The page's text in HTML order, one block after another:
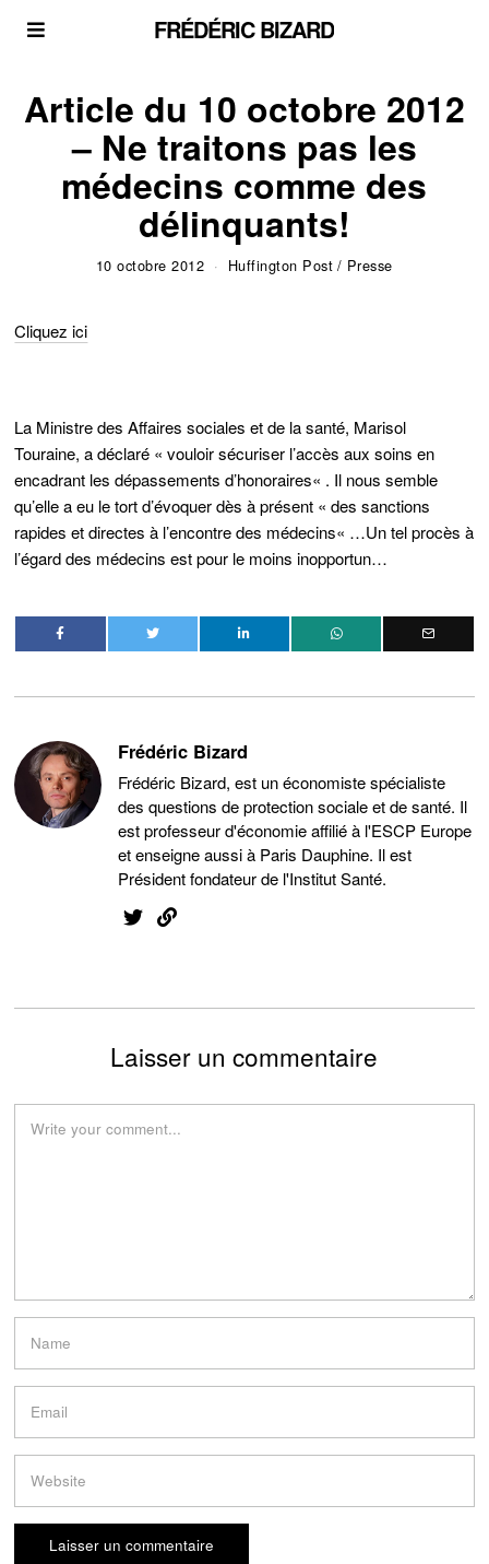
FRÉDÉRIC BIZARD
Article du 10 octobre 2012
– Ne traitons pas les
médecins comme des
délinquants!
10 octobre 2012 Huffington Post / Presse
Cliquez ici
La Ministre des Affaires sociales et de la santé, Marisol
Touraine, a déclaré « vouloir sécuriser l’accès aux soins en
encadrant lesdépassements d’honoraires« . Il nous semble
qu’elle a eu le tort d’évoquer dès à présent « des sanctions
rapides et directes à l’encontre des médecins« …Un tel procès à
l’égard des médecins est pour le moins inopportun…
Frédéric Bizard
Frédéric Bizard, est un économiste spécialiste
des questions de protection sociale et de santé. Il
est professeur d'économie affilié à l'ESCP Europe
et enseigne aussi à Paris Dauphine. Il est
Président fondateur de l'Institut Santé.
Laisser un commentaire